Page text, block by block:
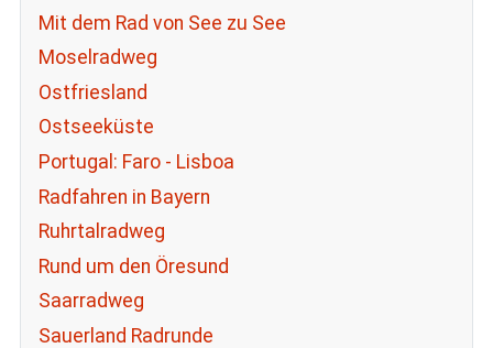
Mit dem Rad von See zu See
Moselradweg
Ostfriesland
Ostseeküste
Portugal: Faro - Lisboa
Radfahren in Bayern
Ruhrtalradweg
Rund um den Öresund
Saarradweg
Sauerland Radrunde